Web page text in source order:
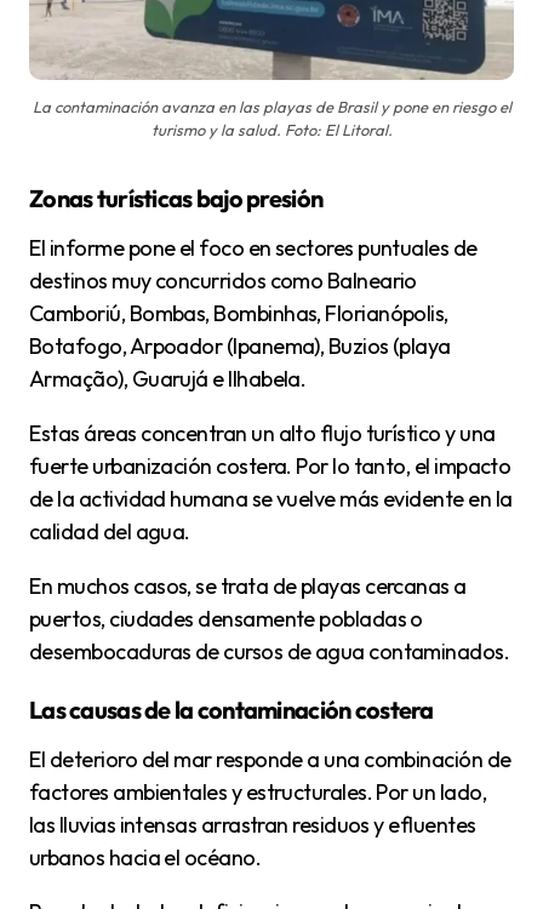
La contaminación avanza en las playas de Brasil y pone en riesgo el
turismo y la salud. Foto: El Litoral.
Zonas turísticas bajo presión
El informe pone el foco en sectores puntuales de
destinos muy concurridos como Balneario
Camboriú, Bombas, Bombinhas, Florianópolis,
Botafogo, Arpoador (Ipanema), Buzios (playa
Armação), Guarujá e Ilhabela.
Estas áreas concentran un alto flujo turístico y una
fuerte urbanización costera. Por lo tanto, el impacto
de la actividad humana se vuelve más evidente en la
calidad del agua.
En muchos casos, se trata de playas cercanas a
puertos, ciudades densamente pobladas o
desembocaduras de cursos de agua contaminados.
Las causas de la contaminación costera
El deterioro del mar responde a una combinación de
factores ambientales y estructurales. Por un lado,
las lluvias intensas arrastran residuos y efluentes
urbanos hacia el océano.